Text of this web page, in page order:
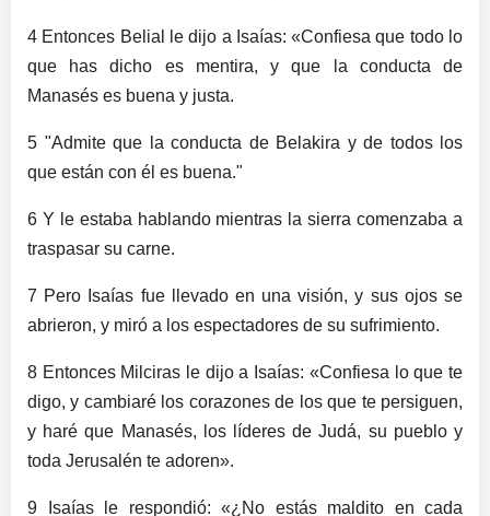
4 Entonces Belial le dijo a Isaías: «Confiesa que todo lo
que has dicho es mentira, y que la conducta de
Manasés es buena y justa.
5 "Admite que la conducta de Belakira y de todos los
que están con él es buena."
6 Y le estaba hablando mientras la sierra comenzaba a
traspasar su carne.
7 Pero Isaías fue llevado en una visión, y sus ojos se
abrieron, y miró a los espectadores de su sufrimiento.
8 Entonces Milciras le dijo a Isaías: «Confiesa lo que te
digo, y cambiaré los corazones de los que te persiguen,
y haré que Manasés, los líderes de Judá, su pueblo y
toda Jerusalén te adoren».
9 Isaías le respondió: «¿No estás maldito en cada